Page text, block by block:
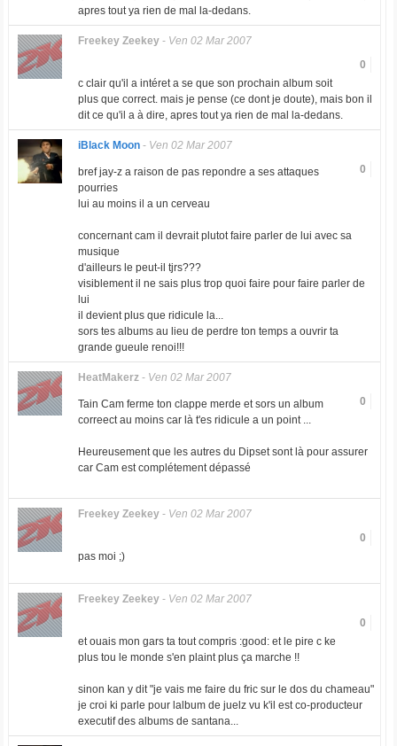
apres tout ya rien de mal la-dedans.
Freekey Zeekey- Ven 02 Mar 2007
0
c clair qu'il a intéret a se que son prochain album soit
plus que correct. mais je pense (ce dont je doute), mais bon il
dit ce qu'il a à dire, apres tout ya rien de mal la-dedans.
iBlack Moon - Ven 02 Mar 2007
0
bref jay-z a raison de pas repondre a ses attaques
pourries
lui au moins il a un cerveau
concernant cam il devrait plutot faire parler de lui avec sa
musique
d'ailleurs le peut-il tjrs???
visiblement il ne sais plus trop quoi faire pour faire parler de
lui
il devient plus que ridicule la...
sors tes albums au lieu de perdre ton temps a ouvrir ta
grande gueule renoi!!!
HeatMakerz- Ven 02 Mar 2007
0
Tain Cam ferme ton clappe merde et sors un album
correect au moins car là t'es ridicule a un point ...
Heureusement que les autres du Dipset sont là pour assurer
car Cam est complétement dépassé
Freekey Zeekey- Ven 02 Mar 2007
0
pas moi ;)
Freekey Zeekey- Ven 02 Mar 2007
0
et ouais mon gars ta tout compris :good: et le pire c ke
plus tou le monde s'en plaint plus ça marche !!
sinon kan y dit "je vais me faire du fric sur le dos du chameau"
je croi ki parle pour lalbum de juelz vu k'il est co-producteur
executif des albums de santana...